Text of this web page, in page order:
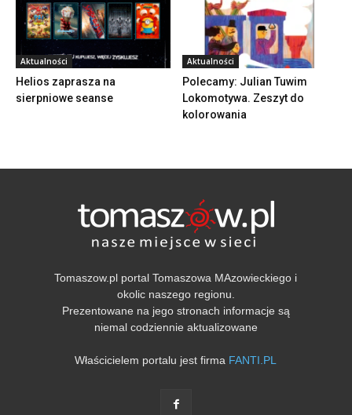
Aktualności
Helios zaprasza na
sierpniowe seanse
Aktualności
Polecamy: Julian Tuwim
Lokomotywa. Zeszyt do
kolorowania
Tomaszow.pl portal Tomaszowa MAzowieckiego i
okolic naszego regionu.
Prezentowane na jego stronach informacje są
niemal codziennie aktualizowane
Właścicielem portalu jest firma FANTI.PL